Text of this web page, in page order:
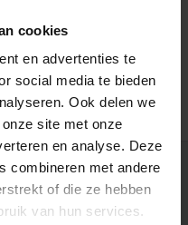
cookies
en advertenties te
social media te bieden
Ook delen we
site met onze
en analyse. Deze
combineren met andere
of die ze hebben
van hun services.
prijzen
en aanbiedingen via email